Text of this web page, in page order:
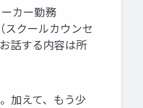
カー勤務
クールカウンセ
話する内容は所
加えて、もう少